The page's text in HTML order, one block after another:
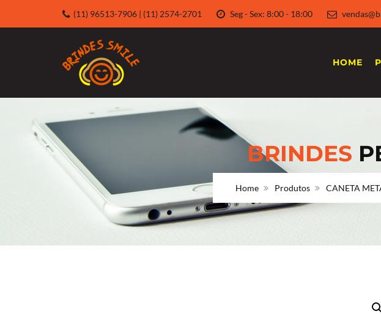
(11) 96513-7906 | (11) 2574-2701 Seg - Sex: 8:00 - 18:00
HOME
BRINDES
Home Produtos CANETA